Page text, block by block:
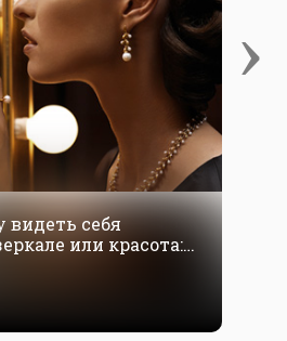
›
видеть себя
или красота:
завтра